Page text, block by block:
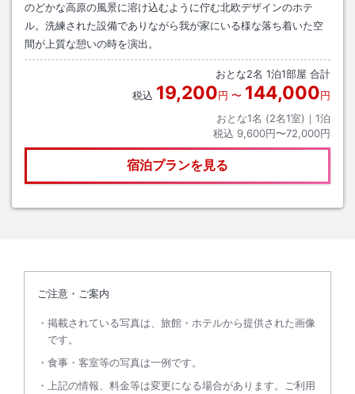
のどかな高原の風景に溶け込むように佇む北欧デザインのホテ
ル。洗練された設備でありながら我が家にいる様な落ち着いた空
間が上質な憩いの時を演出。
おとな2名 1泊1部屋 合計
税込 19,200円 〜 144,000円
おとな1名 (2名1室)｜ 1泊
税込 9,600円〜72,000円
宿泊プランを見る
ご注意・ご案内
掲載されている写真は、旅館・ホテルから提供された画像
です。
食事・客室等の写真は一例です。
上記の情報、料金等は変更になる場合があります。ご利用